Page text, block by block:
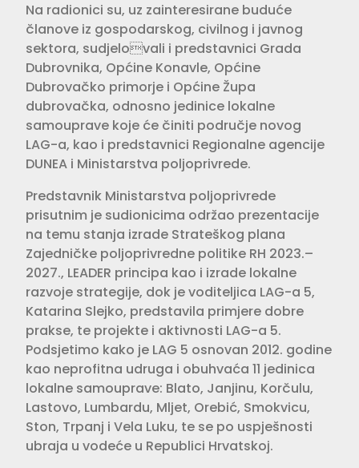
Na radionici su, uz zainteresirane buduće
članove iz gospodarskog, civilnog i javnog
sektora, sudjelovali i predstavnici Grada
Dubrovnika, Općine Konavle, Općine
Dubrovačko primorje i Općine Župa
dubrovačka, odnosno jedinice lokalne
samouprave koje će činiti područje novog
LAG-a, kao i predstavnici Regionalne agencije
DUNEA i Ministarstva poljoprivrede.
Predstavnik Ministarstva poljoprivrede
prisutnim je sudionicima održao prezentacije
na temu stanja izrade Strateškog plana
Zajedničke poljoprivredne politike RH 2023.–
2027., LEADER principa kao i izrade lokalne
razvoje strategije, dok je voditeljica LAG-a 5,
Katarina Slejko, predstavila primjere dobre
prakse, te projekte i aktivnosti LAG-a 5.
Podsjetimo kako je LAG 5 osnovan 2012. godine
kao neprofitna udruga i obuhvaća 11 jedinica
lokalne samouprave: Blato, Janjinu, Korčulu,
Lastovo, Lumbardu, Mljet, Orebić, Smokvicu,
Ston, Trpanj i Vela Luku, te se po uspješnosti
ubraja u vodeće u Republici Hrvatskoj.